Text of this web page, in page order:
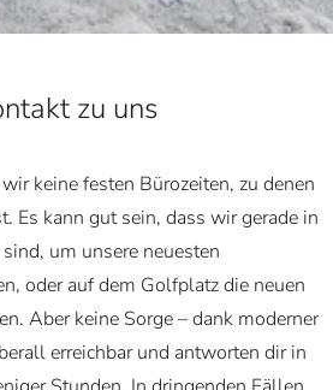
zu uns
keine festen Bürozeiten, zu denen
Es kann gut sein, dass wir gerade in
um unsere neuesten
oder auf dem Golfplatz die neuen
Aber keine Sorge – dank moderner
erreichbar und antworten dir in